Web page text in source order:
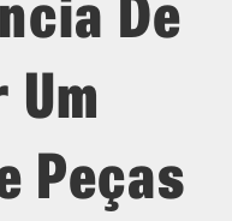
Peças